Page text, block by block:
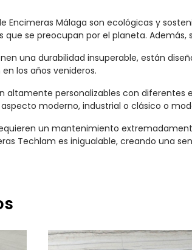
Encimeras Málaga son ecológicas y
que se preocupan por el planeta.
una durabilidad insuperable, están
los años venideros.
altamente personalizables con
moderno, industrial o clásico o
un mantenimiento
Techlam es inigualable, creando una